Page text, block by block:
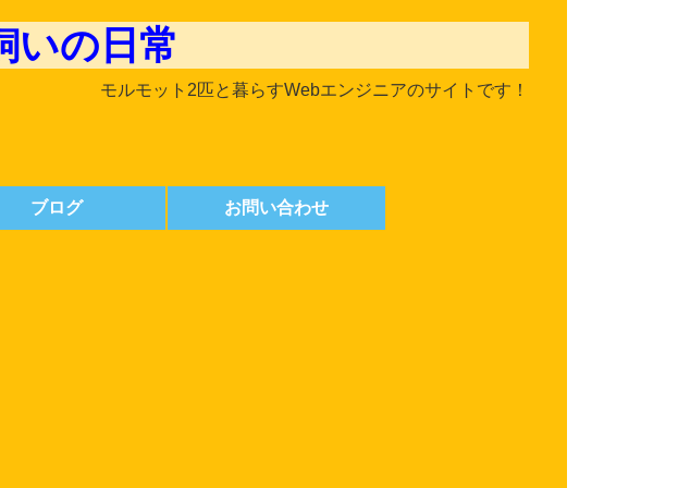
いの日常
モルモット2匹と暮らすWebエンジニアのサイトです！
ブログ お問い合わせ